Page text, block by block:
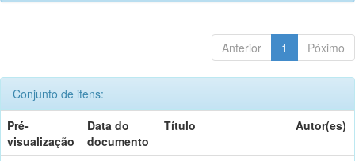
Anterior 1 Póximo
Conjunto de itens:
Pré-
visualização
Data do
documento
Título Autor(es)